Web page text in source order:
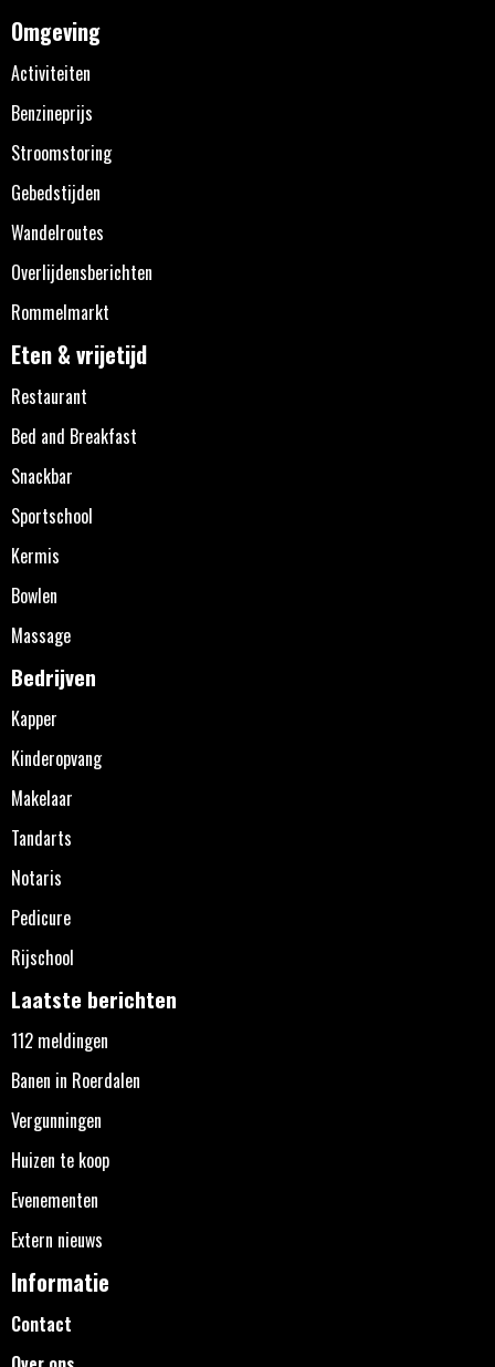
Omgeving
Activiteiten
Benzineprijs
Stroomstoring
Gebedstijden
Wandelroutes
Overlijdensberichten
Rommelmarkt
Eten & vrijetijd
Restaurant
Bed and Breakfast
Snackbar
Sportschool
Kermis
Bowlen
Massage
Bedrijven
Kapper
Kinderopvang
Makelaar
Tandarts
Notaris
Pedicure
Rijschool
Laatste berichten
112 meldingen
Banen in Roerdalen
Vergunningen
Huizen te koop
Evenementen
Extern nieuws
Informatie
Contact